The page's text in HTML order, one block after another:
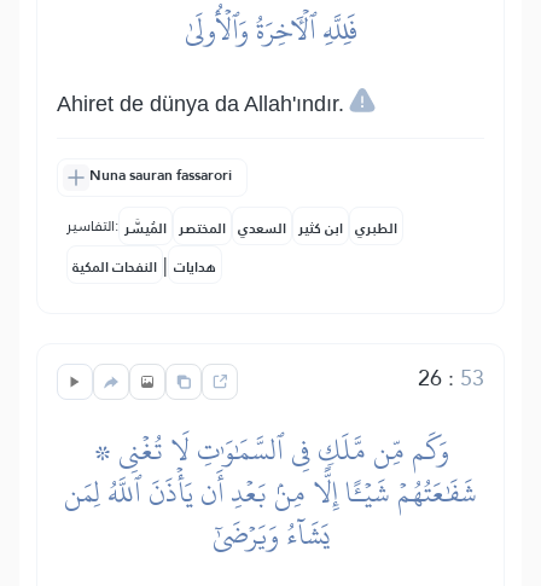
فَلِلَّهِ ٱلۡأٓخِرَةُ وَٱلۡأُولَىٰ
Ahiret de dünya da Allah'ındır.
Nuna sauran fassarori
التفاسير: المُيسَّر المختصر السعدي ابن كثير الطبري
النفحات المكية | هدايات
26: 53
۞ وَكَم مِّن مَّلَكٖ فِي ٱلسَّمَٰوَٰتِ لَا تُغۡنِي
شَفَٰعَتُهُمۡ شَيۡـًٔا إِلَّا مِنۢ بَعۡدِ أَن يَأۡذَنَ ٱللَّهُ لِمَن
يَشَآءُ وَيَرۡضَىٰٓ